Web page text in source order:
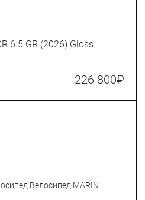
6.5 GR (2026) Gloss
226 800₽